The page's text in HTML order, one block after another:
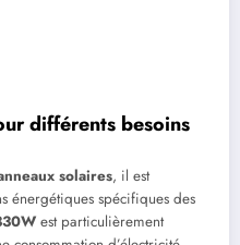
différents besoins
solaires, il est
énergétiques spécifiques des
est particulièrement